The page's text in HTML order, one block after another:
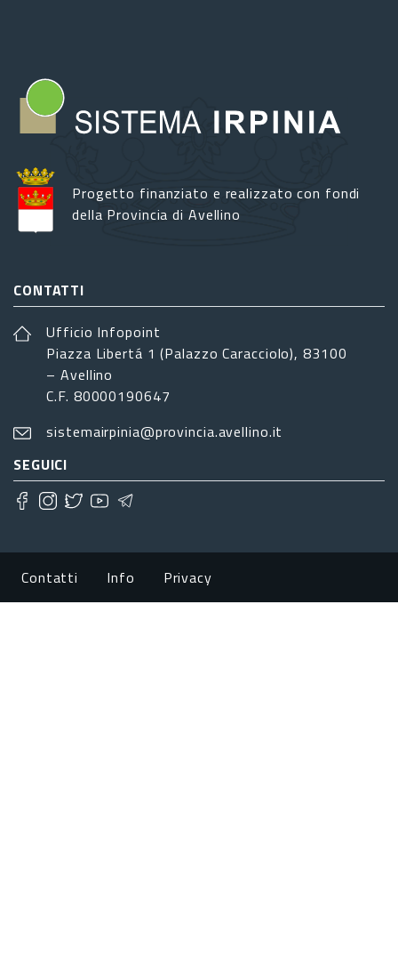
Progetto finanziato e realizzato con fondi
della Provincia di Avellino
CONTATTI
Ufficio Infopoint
Piazza Libertá 1 (Palazzo Caracciolo), 83100
– Avellino
C.F. 80000190647
sistemairpinia@provincia.avellino.it
SEGUICI
Footer menu
Contatti Info Privacy